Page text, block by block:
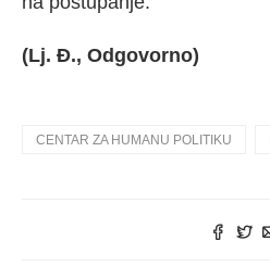
(Lj. Đ., Odgovorno)
CENTAR ZA HUMANU POLITIKU